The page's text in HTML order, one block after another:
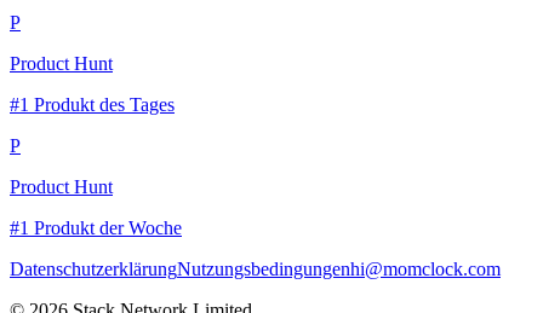
P
Product Hunt
#1 Produkt des Tages
P
Product Hunt
#1 Produkt der Woche
DatenschutzerklärungNutzungsbedingungenhi@momclock.com